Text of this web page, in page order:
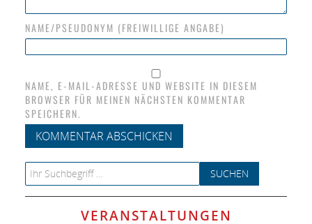
NAME/PSEUDONYM (FREIWILLIGE ANGABE)
NAME, E-MAIL-ADRESSE UND WEBSITE IN DIESEM
BROWSER FÜR MEINEN NÄCHSTEN KOMMENTAR
SPEICHERN.
Search for:
VERANSTALTUNGEN